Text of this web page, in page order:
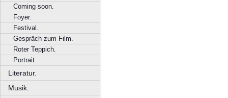
Coming soon.
Foyer.
Festival.
Gespräch zum Film.
Roter Teppich.
Portrait.
Literatur.
Musik.